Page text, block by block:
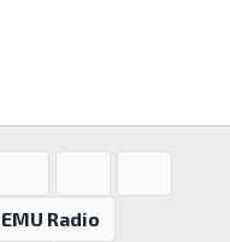
EMU Radio